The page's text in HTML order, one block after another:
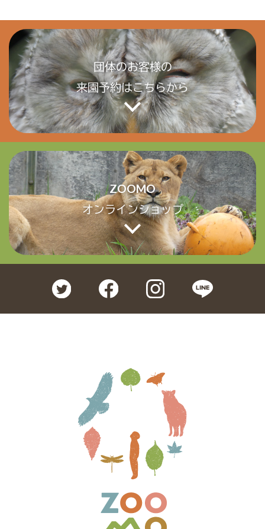
団体のお客様の
来園予約はこちらから
ZOOMO
オンラインショップ